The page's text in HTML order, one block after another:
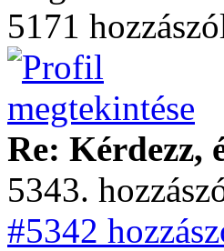
5171
Re: Kérdezz,
5343.
#5342